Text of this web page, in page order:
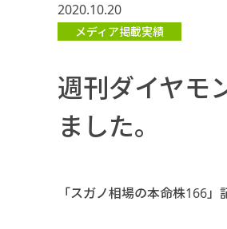
2020.10.20
メディア掲載実績
週刊ダイヤモ
ました。
「スガノ相場の本命株166